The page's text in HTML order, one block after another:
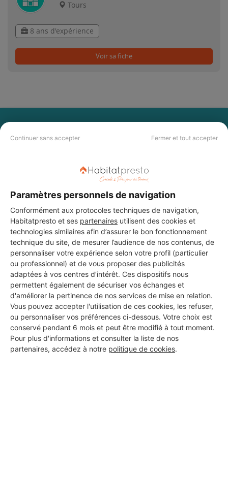
Continuer sans accepter Fermer et tout accepter
Paramètres personnels de navigation
Conformément aux protocoles techniques de navigation,
Habitatpresto et ses partenaires utilisent des cookies et
technologies similaires afin d’assurer le bon fonctionnement
technique du site, de mesurer l’audience de nos contenus, de
personnaliser votre expérience selon votre profil (particulier
ou professionnel) et de vous proposer des publicités
adaptées à vos centres d’intérêt. Ces dispositifs nous
permettent également de sécuriser vos échanges et
d'améliorer la pertinence de nos services de mise en relation.
Vous pouvez accepter l'utilisation de ces cookies, les refuser,
ou personnaliser vos préférences ci-dessous. Votre choix est
conservé pendant 6 mois et peut être modifié à tout moment.
Pour plus d'informations et consulter la liste de nos
partenaires, accédez à notre politique de cookies.
Tours
8 ans d'expérience
Voir sa fiche
PAS LE TEMPS DE
CHERCHER ?
Vous souhaitez réaliser des travaux et ne savez quel professionnel
choisir ? Demandez des devis travaux
auprès de notre réseau de 5 000
professionnels partout en France.
DEMANDER UN DEVIS